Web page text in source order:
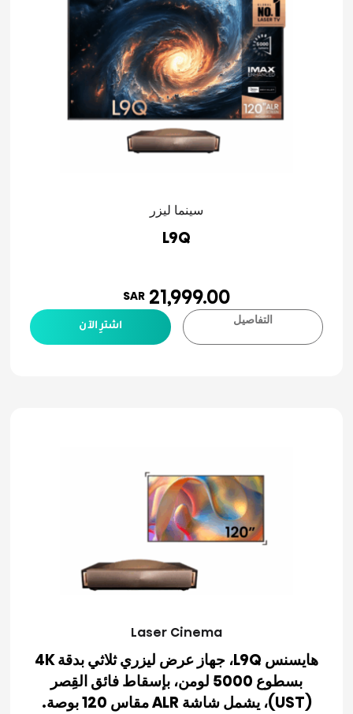
سينما ليزر
L9Q
SAR 21,999.00
التفاصيل
اشترِ الآن
Laser Cinema
هايسنس L9Q، جهاز عرض ليزري ثلاثي بدقة 4K
بسطوع 5000 لومن، بإسقاط فائق القِصر
(UST)، يشمل شاشة ALR مقاس 120 بوصة.